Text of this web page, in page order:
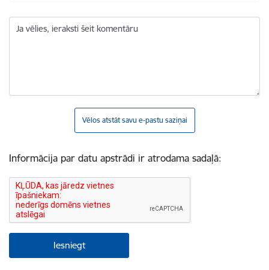
Ja vēlies, ieraksti šeit komentāru
Vēlos atstāt savu e-pastu saziņai
Informācija par datu apstrādi ir atrodama sadaļā: